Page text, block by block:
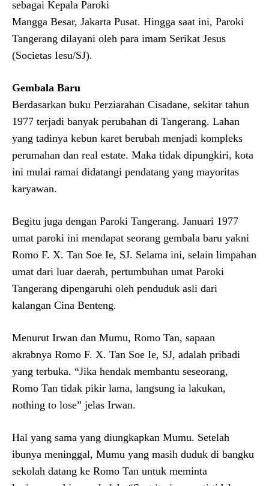
sebagai Kepala Paroki
Mangga Besar, Jakarta Pusat. Hingga saat ini, Paroki
Tangerang dilayani oleh para imam Serikat Jesus
(Societas Iesu/SJ).
Gembala Baru
Berdasarkan buku Perziarahan Cisadane, sekitar tahun
1977 terjadi banyak perubahan di Tangerang. Lahan
yang tadinya kebun karet berubah menjadi kompleks
perumahan dan real estate. Maka tidak dipungkiri, kota
ini mulai ramai didatangi pendatang yang mayoritas
karyawan.
Begitu juga dengan Paroki Tangerang. Januari 1977
umat paroki ini mendapat seorang gembala baru yakni
Romo F. X. Tan Soe Ie, SJ. Selama ini, selain limpahan
umat dari luar daerah, pertumbuhan umat Paroki
Tangerang dipengaruhi oleh penduduk asli dari
kalangan Cina Benteng.
Menurut Irwan dan Mumu, Romo Tan, sapaan
akrabnya Romo F. X. Tan Soe Ie, SJ, adalah pribadi
yang terbuka. “Jika hendak membantu seseorang,
Romo Tan tidak pikir lama, langsung ia lakukan,
nothing to lose” jelas Irwan.
Hal yang sama yang diungkapkan Mumu. Setelah
ibunya meninggal, Mumu yang masih duduk di bangku
sekolah datang ke Romo Tan untuk meminta